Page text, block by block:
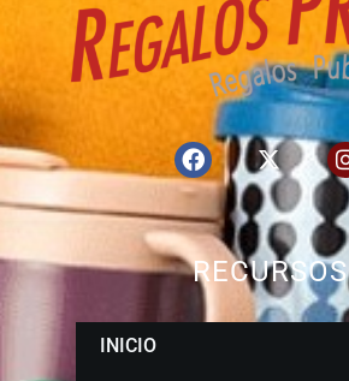
RECURSOS
INICIO